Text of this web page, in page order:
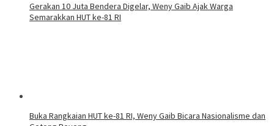
Gerakan 10 Juta Bendera Digelar, Weny Gaib Ajak Warga
Semarakkan HUT ke-81 RI
Buka Rangkaian HUT ke-81 RI, Weny Gaib Bicara Nasionalisme dan